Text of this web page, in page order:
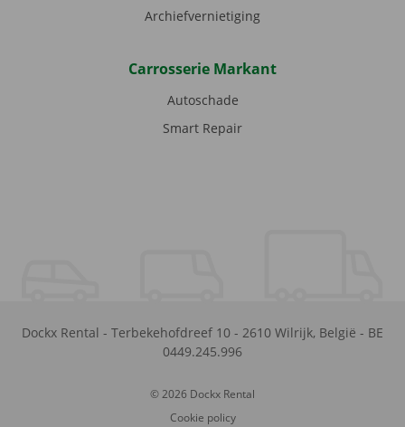
Archiefvernietiging
Carrosserie Markant
Autoschade
Smart Repair
Dockx Rental - Terbekehofdreef 10 - 2610 Wilrijk, België - BE
0449.245.996
© 2026 Dockx Rental
Cookie policy